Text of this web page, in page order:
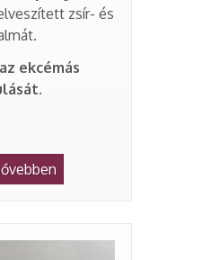
zsír- és
ekcémás